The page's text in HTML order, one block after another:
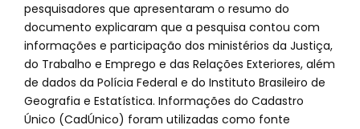
pesquisadores que apresentaram o resumo do
documento explicaram que a pesquisa contou com
informações e participação dos ministérios da Justiça,
do Trabalho e Emprego e das Relações Exteriores, além
de dados da Polícia Federal e do Instituto Brasileiro de
Geografia e Estatística. Informações do Cadastro
Único (CadÚnico) foram utilizadas como fonte